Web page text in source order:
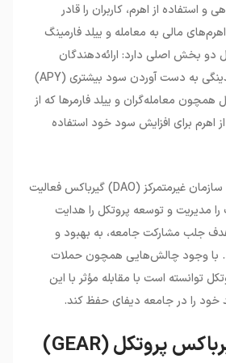
و استفاده از اهرم، کاربران را قادر
مالی به معامله و ییلد فارمینگ
دو بخش اصلی دارد: ارائه‌دهندگان
نقدینگی که با تامین نقدینگی به دست آوردن سود بیشتری (APY)
همچون معامله‌گران و ییلد فارمرها که از
اهرم برای افزایش سود خود استفاده
این پروتکل تحت نظارت سازمان غیرمتمرکز (DAO) گیرباکس فعالیت
مدیریت و توسعه پروتکل را هدایت
جلب مشارکت جامعه، به بهبود و
با وجود چالش‌هایی همچون حملات
توانسته است با مقابله مؤثر با این
را در جامعه دیفای حفظ کند.
ارز دیجیتال گیرباکس پروتکل (GEAR)